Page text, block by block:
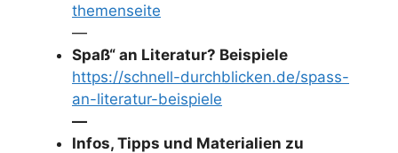
themenseite
—
Spaß“ an Literatur? Beispiele
https://schnell-durchblicken.de/spass-
an-literatur-beispiele
—
Infos, Tipps und Materialien zu